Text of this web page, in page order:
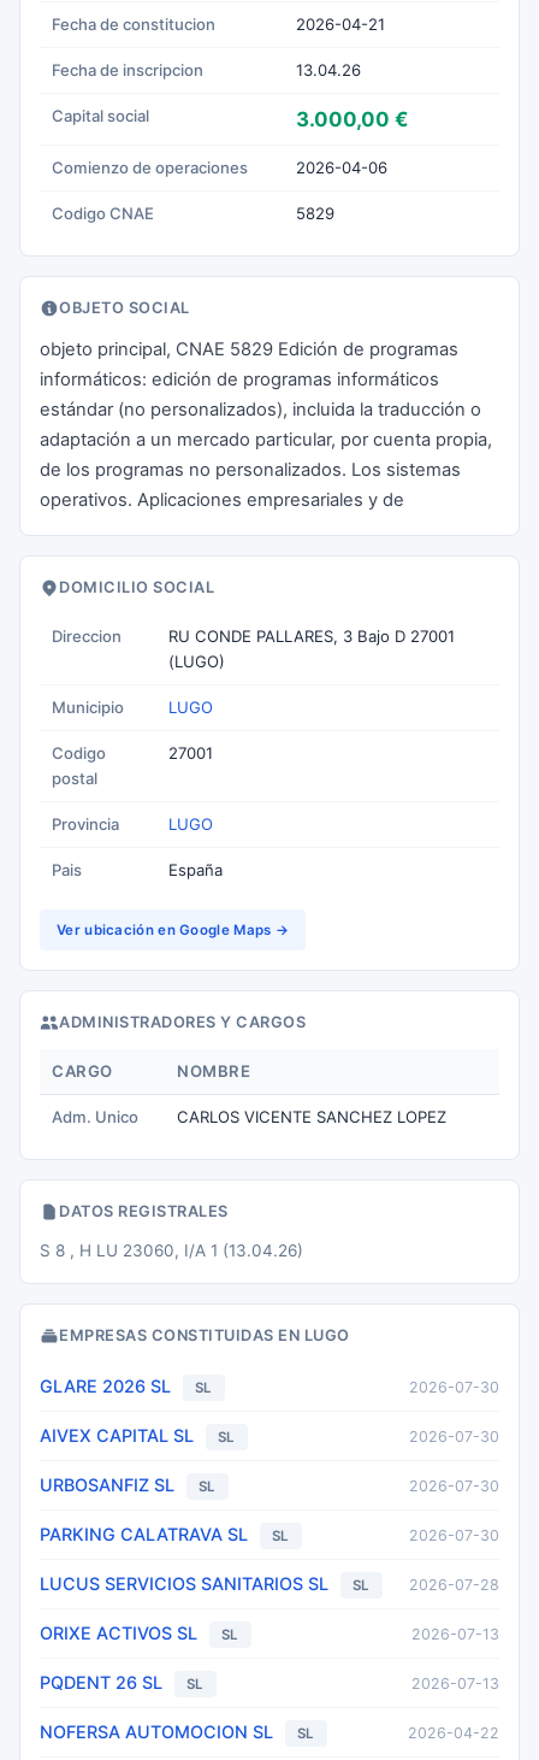
Fecha de constitucion 2026-04-21
Fecha de inscripcion 13.04.26
Capital social 3.000,00 €
Comienzo de operaciones 2026-04-06
Codigo CNAE 5829
OBJETO SOCIAL
objeto principal, CNAE 5829 Edición de programas
informáticos: edición de programas informáticos
estándar (no personalizados), incluida la traducción o
adaptación a un mercado particular, por cuenta propia,
de los programas no personalizados. Los sistemas
operativos. Aplicaciones empresariales y de
DOMICILIO SOCIAL
Direccion
RU CONDE PALLARES, 3 Bajo D 27001
(LUGO)
Municipio LUGO
Codigo
postal
27001
Provincia LUGO
Pais España
Ver ubicación en Google Maps →
ADMINISTRADORES Y CARGOS
CARGO NOMBRE
Adm. Unico CARLOS VICENTE SANCHEZ LOPEZ
DATOS REGISTRALES
S 8 , H LU 23060, I/A 1 (13.04.26)
EMPRESAS CONSTITUIDAS EN LUGO
GLARE 2026 SL SL 2026-07-30
AIVEX CAPITAL SL SL 2026-07-30
URBOSANFIZ SL SL 2026-07-30
PARKING CALATRAVA SL SL 2026-07-30
LUCUS SERVICIOS SANITARIOS SL SL 2026-07-28
ORIXE ACTIVOS SL SL 2026-07-13
PQDENT 26 SL SL 2026-07-13
NOFERSA AUTOMOCION SL SL 2026-04-22